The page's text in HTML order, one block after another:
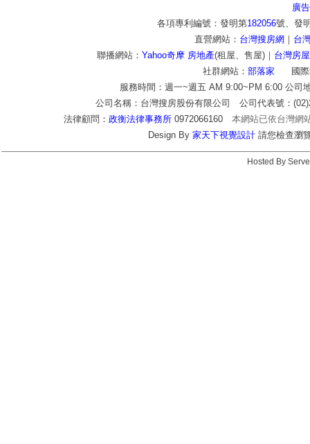
廣
各項專利編號：發明第182056號、發
直營網站： 台灣搜房網 ｜ 台
聯播網站： Yahoo奇摩 房地產(租屋、售屋)｜ 台灣房屋
社群網站： 部落家 國際
服務時間：週一~週五 AM 9:00~PM 6:00 公司
公司名稱：台灣搜房股份有限公司 公司代表號：
法律顧問： 政衡法律事務所0972066160 本網站已依台灣網
Design By 家天下視覺設計請您檢查瀏
Hosted By